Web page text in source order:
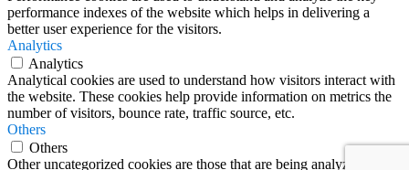
performance indexes of the website which helps in delivering a
better user experience for the visitors.
Analytics
Analytics
Analytical cookies are used to understand how visitors interact with
the website. These cookies help provide information on metrics the
number of visitors, bounce rate, traffic source, etc.
Others
Others
Other uncategorized cookies are those that are being analyzed and